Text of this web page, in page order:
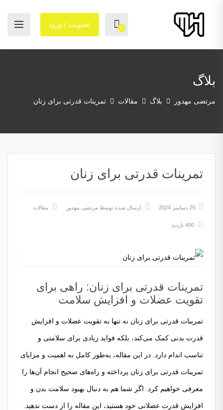
0 عضویت / ورود
بلاگ
مرتضی مهدور بلاگ مقالات تمرینات قدرتی برای زنان
تمرینات قدرتی برای زنان
26 دسامبر 2024 ارسال شده توسط مرتضی مهدور مقالات
تمرینات قدرتی برای زنان: راهی برای
تقویت عضلات و افزایش سلامت
تمرینات قدرتی برای زنان نه تنها به تقویت عضلات و افزایش
قدرت بدنی کمک می‌کند، بلکه فواید زیادی برای سلامتی و
تناسب اندام دارد. در این مقاله، به‌طور کامل به اهمیت و مزایای
تمرینات قدرتی برای زنان پرداخته و راه‌های صحیح انجام آن‌ها را
معرفی خواهیم کرد. اگر شما هم به دنبال بهبود سلامت بدن و
افزایش قدرت عضلانی خود هستید، این مقاله را از دست ندهید.